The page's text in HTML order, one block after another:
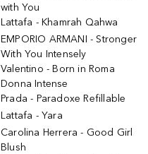
with You
Lattafa - Khamrah Qahwa
EMPORIO ARMANI - Stronger
With You Intensely
Valentino - Born in Roma
Donna Intense
Prada - Paradoxe Refillable
Lattafa - Yara
Carolina Herrera - Good Girl
Blush